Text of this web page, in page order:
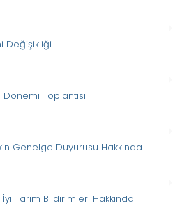
Değişikliği
Dönemi Toplantısı
Genelge Duyurusu Hakkında
Tarım Bildirimleri Hakkında